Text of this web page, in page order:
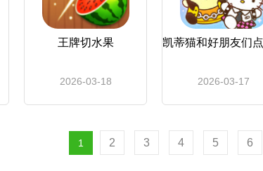
王牌切水果
2026-03-18 2026-03-17
1 2 3 4 5 6